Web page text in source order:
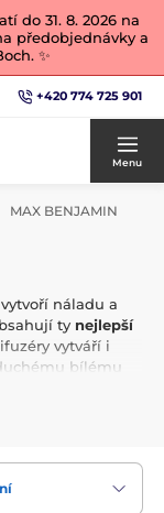
do 31. 8. 2026 na
předobjednávky a
✨
+420 774 725 901
Menu
MAX BENJAMIN
náladu a
ty nejlepší
vytváří i
bílému
začít.